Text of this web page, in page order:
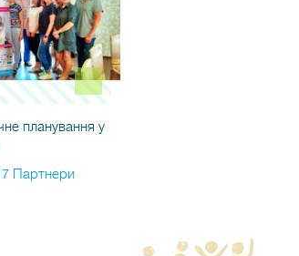
планування у
Партнери